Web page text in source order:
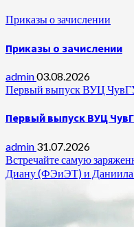
Приказы о зачислении
Приказы о зачислении
admin03.08.2026
Первый выпуск ВУЦ
Первый выпуск ВУЦ
admin 31.07.2026
Встречайте самую
Диану (ФЭиЭТ) и